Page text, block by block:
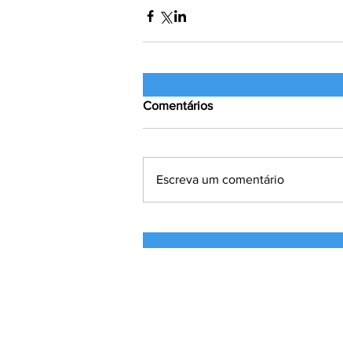
Comentários
Escreva um comentário